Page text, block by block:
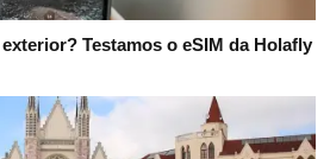
Testamos o eSIM da Holafly